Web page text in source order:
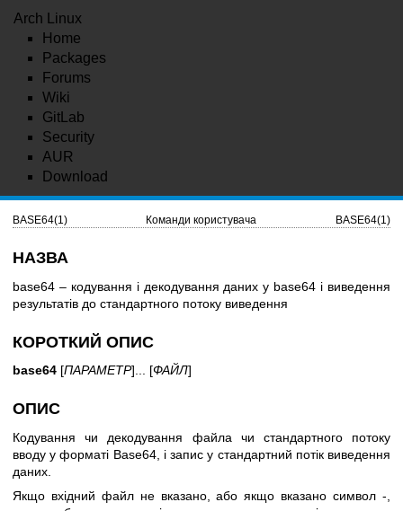
Arch Linux
Home
Packages
Forums
Wiki
GitLab
Security
AUR
Download
BASE64(1) Команди користувача BASE64(1)
НАЗВА
base64 – кодування і декодування даних у base64 і виведення
результатів до стандартного потоку виведення
КОРОТКИЙ ОПИС
base64 [ПАРАМЕТР]... [ФАЙЛ]
ОПИС
Кодування чи декодування файла чи стандартного потоку
вводу у форматі Base64, і запис у стандартний потік виведення
даних.
Якщо вхідний файл не вказано, або якщо вказано символ -,